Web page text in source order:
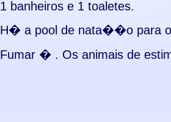
1 banheiros e 1 toaletes.
H� a pool de nata��o para
Fumar � . Os animais de